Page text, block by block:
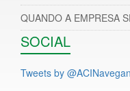
QUANDO A EMPRESA
SOCIAL
Tweets by